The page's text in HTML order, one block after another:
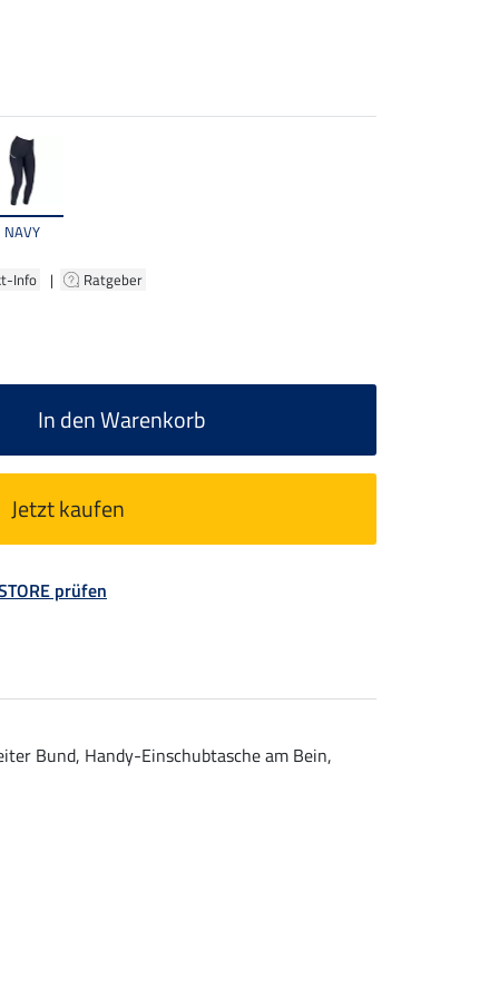
NAVY
Info | Ratgeber
In den Warenkorb
Jetzt kaufen
prüfen
Bund, Handy-Einschubtasche am Bein,